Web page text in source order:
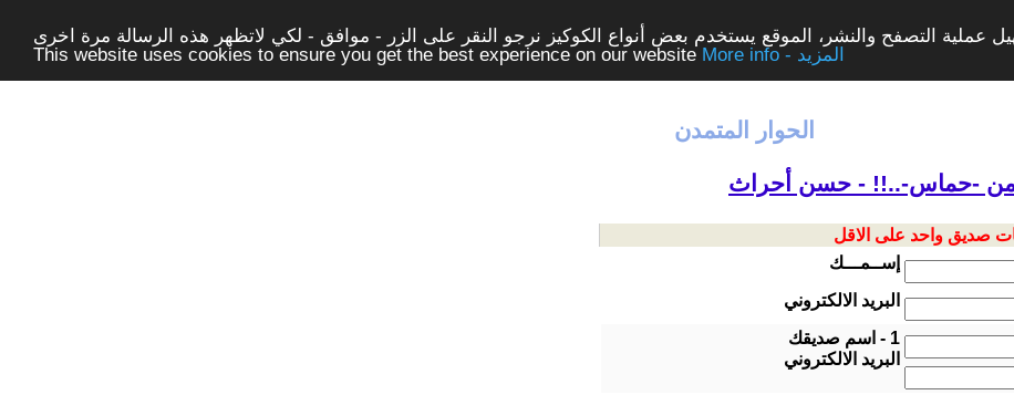
عملية التصفح والنشر، الموقع يستخدم بعض أنواع الكوكيز نرجو النقر على الزر - موافق - لكي لاتظهر هذه الرسالة مرة اخرى -
This website uses cookies to ensure you get the best experience on our website
More info - المزيد
الحوار المتمدن
من -حماس-..!! - حسن أحراث
صديق واحد على الاقل
إســمـــك
البريد الالكتروني
1 - اسم صديقك
البريد الالكتروني